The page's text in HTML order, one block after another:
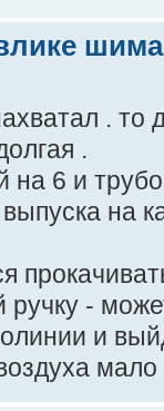
. то
.
на 6 и
на
ручку -
и